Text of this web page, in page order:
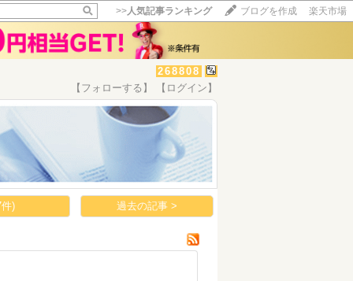
>>人気記事ランキング ブログを作成 楽天市場
268808
【フォローする】
【ログイン】
いいね!
) 過去の記事 >